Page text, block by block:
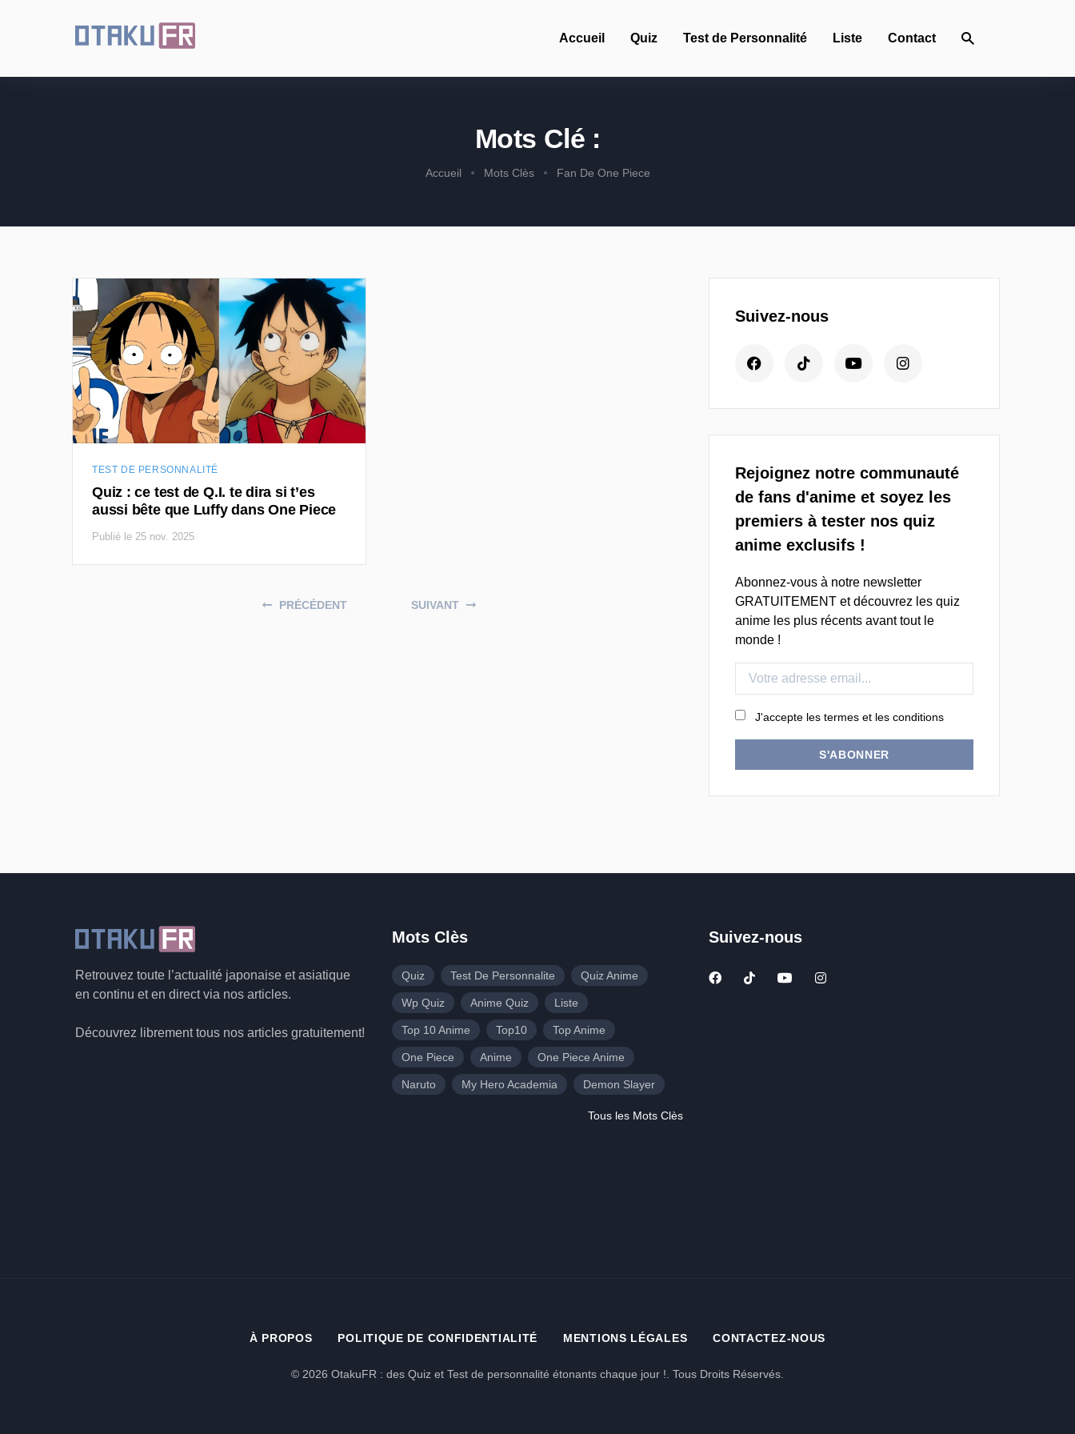
Accueil Quiz Test de Personnalité Liste Contact
Mots Clé :
Accueil Mots Clès Fan De One Piece
TEST DE PERSONNALITÉ
Quiz : ce test de Q.I. te dira si t’es
aussi bête que Luffy dans One Piece
Publié le 25 nov. 2025
PRÉCÉDENT SUIVANT
Suivez-nous
Rejoignez notre communauté
de fans d'anime et soyez les
premiers à tester nos quiz
anime exclusifs !
Abonnez-vous à notre newsletter
GRATUITEMENT et découvrez les quiz
anime les plus récents avant tout le
monde !
J'accepte les termes et les conditions
S'ABONNER
Retrouvez toute l’actualité japonaise et asiatique
en continu et en direct via nos articles.
Découvrez librement tous nos articles gratuitement!
Mots Clès
Quiz Test De Personnalite Quiz Anime
Wp Quiz Anime Quiz Liste
Top 10 Anime Top10 Top Anime
One Piece Anime One Piece Anime
Naruto My Hero Academia Demon Slayer
Tous les Mots Clès
Suivez-nous
À PROPOS POLITIQUE DE CONFIDENTIALITÉ MENTIONS LÉGALES CONTACTEZ-NOUS
© 2026 OtakuFR : des Quiz et Test de personnalité étonants chaque jour !. Tous Droits Réservés.